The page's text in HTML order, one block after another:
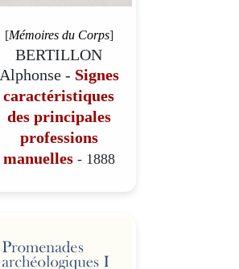
[Mémoires du Corps]
BERTILLON
Alphonse - Signes
caractéristiques
des principales
professions
manuelles - 1888